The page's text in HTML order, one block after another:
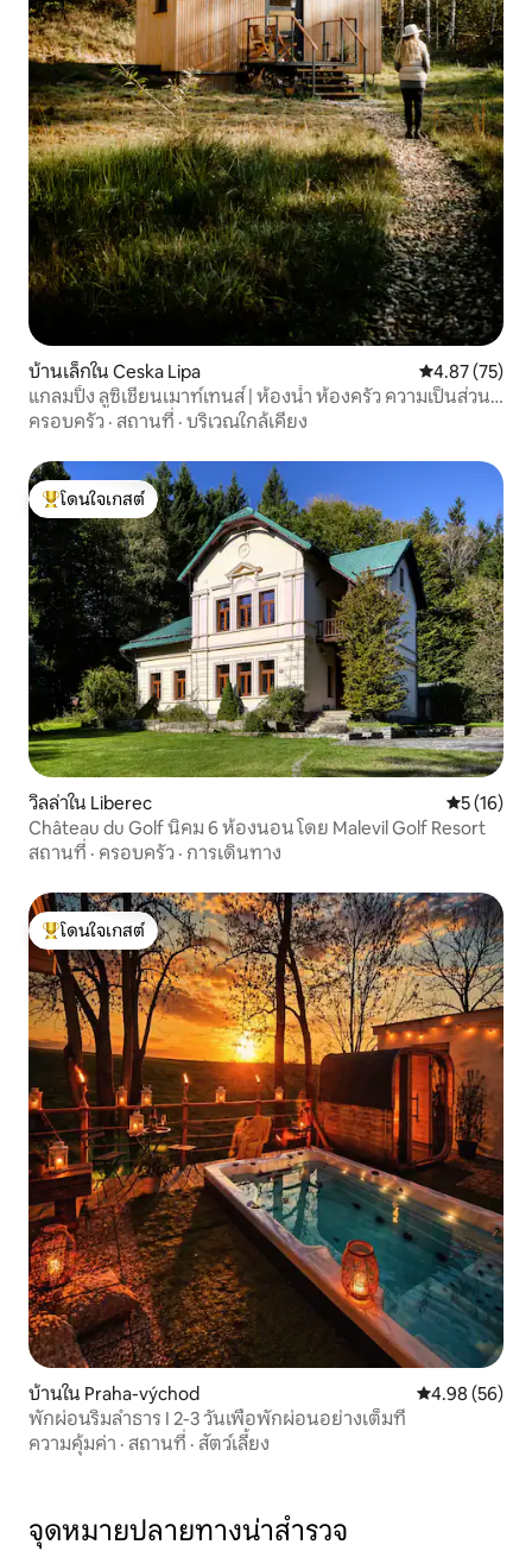
บ้านเล็กใน Ceska Lipa คะแนนเฉลี่ย
4.87 (75)
แกลมปิ้ง ลูซิเชียนเมาท์เทนส์ | ห้องน้ำ ห้องครัว ความเป็นส่วน
ตัว
ครอบครัว · สถานที่ · บริเวณใกล้เคียง
โดนใจเกสต์ที่สุด
โดนใจเกสต์
วิลล่าใน Liberec คะแนนเฉลี่
5 (16)
Château du Golf นิคม 6 ห้องนอน โดย Malevil Golf Resort
สถานที่ · ครอบครัว · การเดินทาง
โดนใจเกสต์ที่สุด
โดนใจเกสต์
บ้านใน Praha-východ คะแนนเฉลี่ย
4.98 (56)
พักผ่อนริมลำธาร I 2-3 วันเพื่อพักผ่อนอย่างเต็มที่
ความคุ้มค่า · สถานที่ · สัตว์เลี้ยง
จุดหมายปลายทางน่าสำรวจ